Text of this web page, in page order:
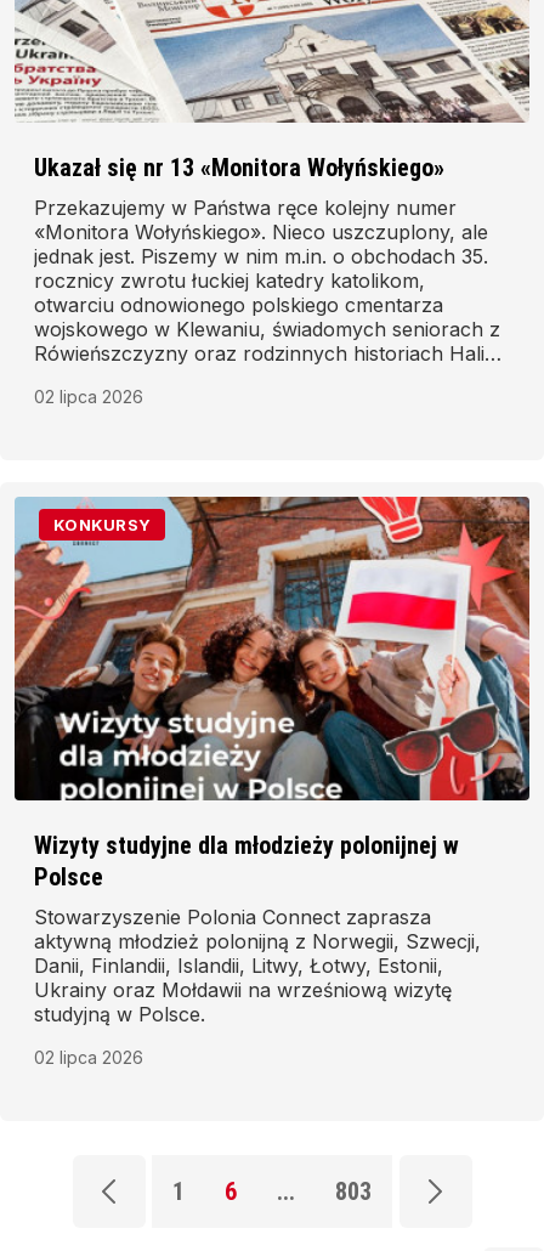
Ukazał się nr 13 «Monitora Wołyńskiego»
Przekazujemy w Państwa ręce kolejny numer
«Monitora Wołyńskiego». Nieco uszczuplony, ale
jednak jest. Piszemy w nim m.in. o obchodach 35.
rocznicy zwrotu łuckiej katedry katolikom,
otwarciu odnowionego polskiego cmentarza
wojskowego w Klewaniu, świadomych seniorach z
Rówieńszczyzny oraz rodzinnych historiach Haliny
02 lipca 2026
KONKURSY
Wizyty studyjne dla młodzieży polonijnej w
Polsce
Stowarzyszenie Polonia Connect zaprasza
aktywną młodzież polonijną z Norwegii, Szwecji,
Danii, Finlandii, Islandii, Litwy, Łotwy, Estonii,
Ukrainy oraz Mołdawii na wrześniową wizytę
studyjną w Polsce.
02 lipca 2026
1 6 ... 803